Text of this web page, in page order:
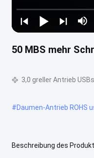
50 MBS mehr
3,0 greller Antrieb USBs
#Daumen-Antrieb ROHS
Beschreibung des